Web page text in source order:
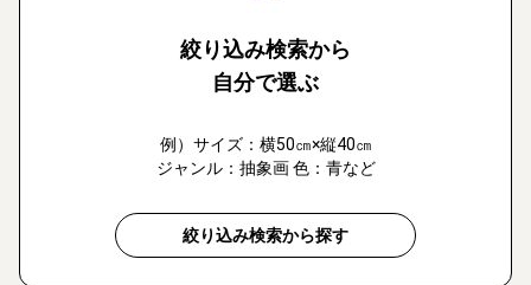
絞り込み検索から
自分で選ぶ
例）サイズ：横50㎝×縦40㎝
ジャンル：抽象画 色：青など
絞り込み検索から探す